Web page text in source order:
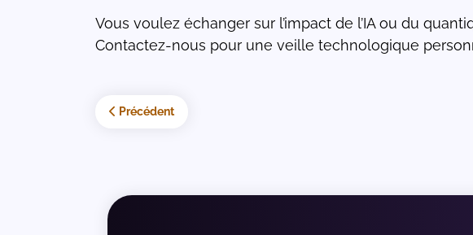
Vous voulez échanger sur l’impact de l’IA ou du
Contactez-nous pour une veille technologique
Article précédent : Joomla 6.0 : l’évolution majeure à ne pas manquer
Précédent